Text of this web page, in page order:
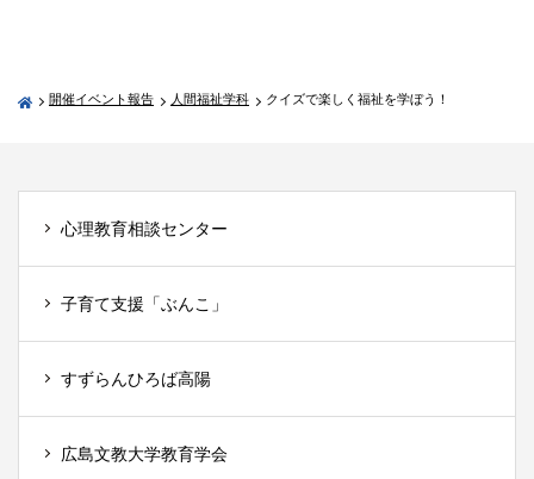
開催イベント報告 人間福祉学科 クイズで楽しく福祉を学ぼう！
心理教育相談センター
子育て支援「ぶんこ」
すずらんひろば高陽
広島文教大学教育学会